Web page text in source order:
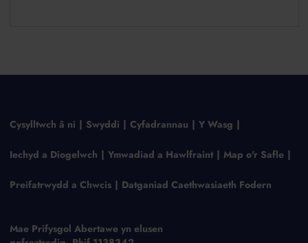
Cysylltwch â ni Swyddi Cyfadrannau Y Wasg
Iechyd a Diogelwch Ymwadiad a Hawlfraint Map o'r Safle
Preifatrwydd a Chwcis Datganiad Caethwasiaeth Fodern
Mae Prifysgol Abertawe yn elusen